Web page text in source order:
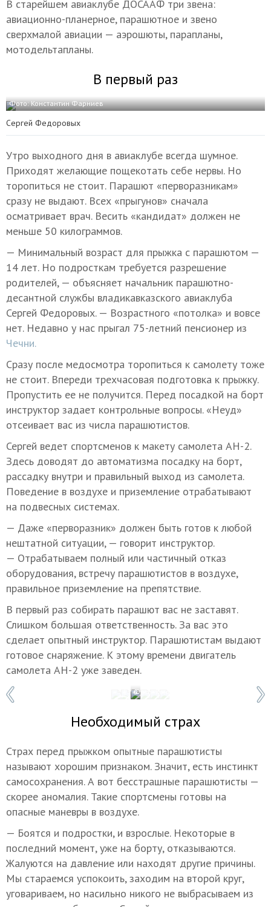
В старейшем авиаклубе ДОСААФ три звена:
авиационно-планерное, парашютное и звено
сверхмалой авиации — аэрошюты, парапланы,
мотодельтапланы.
В первый раз
Фото: Константин Фарниев
Сергей Федоровых
Утро выходного дня в авиаклубе всегда шумное.
Приходят желающие пощекотать себе нервы. Но
торопиться не стоит. Парашют «перворазникам»
сразу не выдают. Всех «прыгунов» сначала
осматривает врач. Весить «кандидат» должен не
меньше 50 килограммов.
— Минимальный возраст для прыжка с парашютом —
14 лет. Но подросткам требуется разрешение
родителей, — объясняет начальник парашютно-
десантной службы владикавказского авиаклуба
Сергей Федоровых. — Возрастного «потолка» и вовсе
нет. Недавно у нас прыгал 75-летний пенсионер из
Чечни.
Сразу после медосмотра торопиться к самолету тоже
не стоит. Впереди трехчасовая подготовка к прыжку.
Пропустить ее не получится. Перед посадкой на борт
инструктор задает контрольные вопросы. «Неуд»
отсеивает вас из числа парашютистов.
Сергей ведет спортсменов к макету самолета АН-2.
Здесь доводят до автоматизма посадку на борт,
рассадку внутри и правильный выход из самолета.
Поведение в воздухе и приземление отрабатывают
на подвесных системах.
— Даже «перворазник» должен быть готов к любой
нештатной ситуации, — говорит инструктор.
— Отрабатываем полный или частичный отказ
оборудования, встречу парашютистов в воздухе,
правильное приземление на препятствие.
В первый раз собирать парашют вас не заставят.
Слишком большая ответственность. За вас это
сделает опытный инструктор. Парашютистам выдают
готовое снаряжение. К этому времени двигатель
самолета АН-2 уже заведен.
Фото: Константин Фарниев
1 / 6
Необходимый страх
Страх перед прыжком опытные парашютисты
называют хорошим признаком. Значит, есть инстинкт
самосохранения. А вот бесстрашные парашютисты —
скорее аномалия. Такие спортсмены готовы на
опасные маневры в воздухе.
— Боятся и подростки, и взрослые. Некоторые в
последний момент, уже на борту, отказываются.
Жалуются на давление или находят другие причины.
Мы стараемся успокоить, заходим на второй круг,
уговариваем, но насильно никого не выбрасываем из